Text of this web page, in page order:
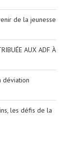
de la jeunesse
AUX ADF À
déviation
les défis de la